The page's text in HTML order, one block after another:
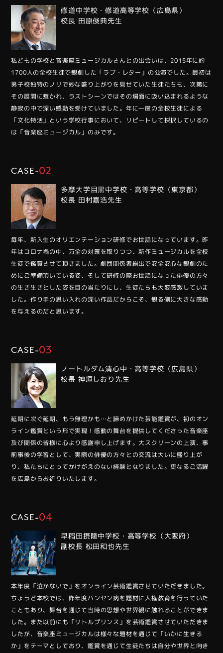
修道中学校・修道高等学校（広島県）
校長 田原俊典先生
私どもの学校と音楽座ミュージカルさんとの出会いは、2015年に約
1700人の全校生徒で観劇した「ラブ・レター」の公演でした。最初は
男子校独特のノリで妙な盛り上がりを見せていた生徒たちも、次第に
その展開に惹かれ、ラストシーンではその場面に吸い込まれるような
静寂の中で深い感動を受けていました。年に一度の全校生徒による
「文化特活」という学校行事において、リピートして採択しているの
は「音楽座ミュージカル」のみです。
CASE-02
多摩大学目黒中学校・高等学校（東京都）
校長 田村嘉浩先生
毎年、新入生のオリエンテーション研修でお世話になっています。昨
年はコロナ禍の中、万全の対策を取りつつ、新作ミュージカルを全校
生徒で鑑賞させて頂きました。劇団関係者総出で安全安心な観劇のた
めにご準備頂いている姿、そして研修の際お世話になった俳優の方々
の生き生きとした姿を目の当たりにし、生徒たちも大変感激していま
した。作り手の思い入れの深い作品だからこそ、観る側に大きな感動
を与えるのだと思います。
CASE-03
ノートルダム清心中・高等学校（広島県）
校長 神垣しおり先生
延期に次ぐ延期、もう無理かも…と諦めかけた芸能鑑賞が、初のオン
ライン鑑賞という形で実現！感動の舞台を提供してくださった⾳楽座
及び関係の皆様に⼼より感謝申し上げます。⼤スクリーンの上演、事
前事後の学習として、実際の俳優の⽅々との交流は⼤いに盛り上が
り、私たちにとってかけがえのない経験となりました。更なるご活躍
を広島からお祈りいたします。
CASE-04
早稲⽥摂陵中学校・⾼等学校（⼤阪府）
副校⻑ 松⽥和也先⽣
本年度「泣かないで」をオンライン芸術鑑賞させていただきました。
ちょうど本校では、昨年度ハンセン病を題材に人権教育を行っていた
こともあり、舞台を通じて当時の思想や世界観に触れることができま
した。また以前にも「リトルプリンス」を芸術鑑賞させていただきま
したが、音楽座ミュージカルは様々な題材を通じて「いかに生きる
か」をテーマとしており、鑑賞を通じて生徒たちは自分や世界と向き